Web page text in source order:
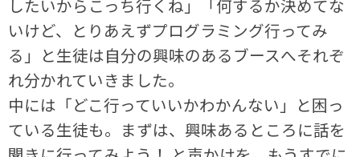
したいからこっち行くね」「何するか決めてな
いけど、とりあえずプログラミング行ってみ
る」と生徒は自分の興味のあるブースへそれぞ
れ分かれていきました。
中には「どこ行っていいかわかんない」と困っ
ている生徒も。まずは、興味あるところに話を